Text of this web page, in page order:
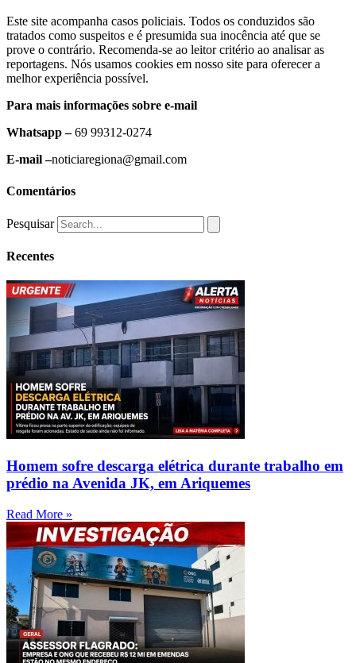
Este site acompanha casos policiais. Todos os conduzidos são
tratados como suspeitos e é presumida sua inocência até que se
prove o contrário. Recomenda-se ao leitor critério ao analisar as
reportagens. Nós usamos cookies em nosso site para oferecer a
melhor experiência possível.
Para mais informações sobre e-mail
Whatsapp –69 99312-0274
E-mail –noticiaregiona@gmail.com
Comentários
Pesquisar
Recentes
Homem sofre descarga elétrica durante trabalho em
prédio na Avenida JK, em Ariquemes
Read More »